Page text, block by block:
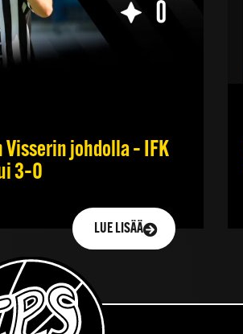
Visserin johdolla – IFK
3–0
LUE LISÄÄ